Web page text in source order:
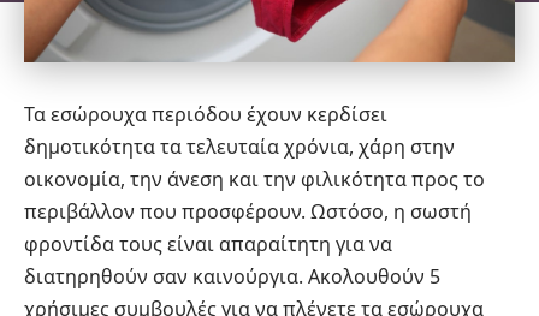
Τα εσώρουχα περιόδου έχουν κερδίσει
δημοτικότητα τα τελευταία χρόνια, χάρη στην
οικονομία, την άνεση και την φιλικότητα προς το
περιβάλλον που προσφέρουν. Ωστόσο, η σωστή
φροντίδα τους είναι απαραίτητη για να
διατηρηθούν σαν καινούργια. Ακολουθούν 5
χρήσιμες συμβουλές για να πλένετε τα εσώρουχα